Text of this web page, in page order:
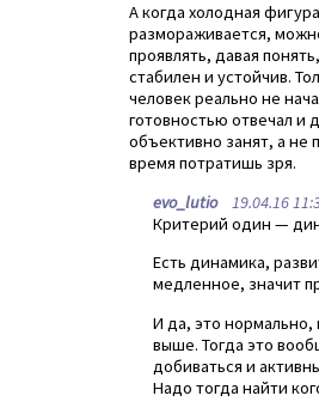
А когда холодная
размораживается,
проявлять, давая
стабилен и устойчив.
человек реально не
готовностью отвечал и
объективно занят, а не
время потратишь зря.
evo_lutio19.04.16
Критерий один —
Есть динамика,
медленное, значит
И да, это нормально,
выше. Тогда это
добиваться и
Надо тогда найти